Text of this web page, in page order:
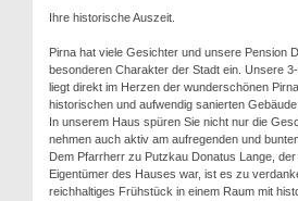
Ihre historische Auszeit.
Pirna hat viele Gesichter und unsere Pension
besonderen Charakter der Stadt ein. Unsere
liegt direkt im Herzen der wunderschönen
historischen und aufwendig sanierten
In unserem Haus spüren Sie nicht nur die
nehmen auch aktiv am aufregenden und
Dem Pfarrherr zu Putzkau Donatus Lange,
Eigentümer des Hauses war, ist es zu
reichhaltiges Frühstück in einem Raum mit